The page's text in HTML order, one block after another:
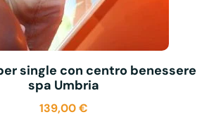
single con centro benessere
spa Umbria
139,00€